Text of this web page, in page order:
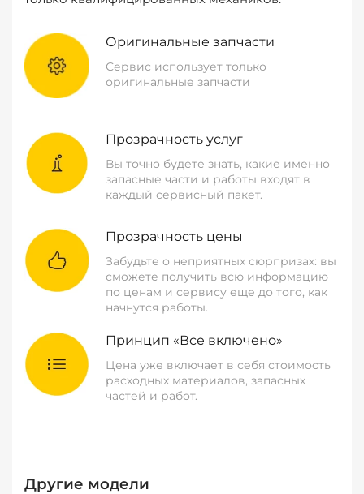
Оригинальные запчасти
Сервис использует только
оригинальные запчасти
Прозрачность услуг
Вы точно будете знать, какие именно
запасные части и работы входят в
каждый сервисный пакет.
Прозрачность цены
Забудьте о неприятных сюрпризах: вы
сможете получить всю информацию
по ценам и сервису еще до того, как
начнутся работы.
Принцип «Все включено»
Цена уже включает в себя стоимость
расходных материалов, запасных
частей и работ.
Другие модели